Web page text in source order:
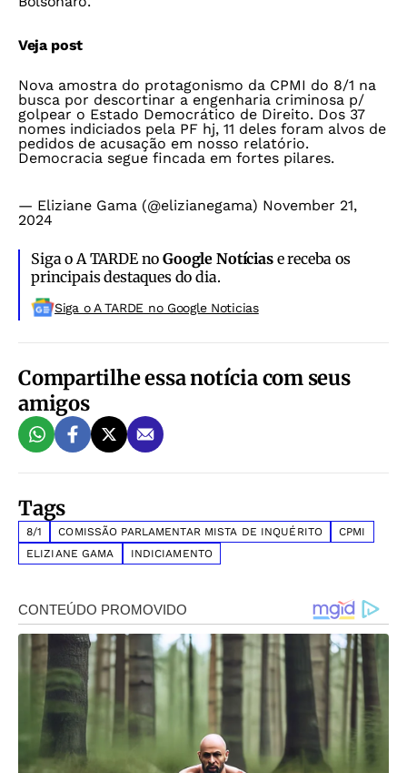
Veja post
Nova amostra do protagonismo da CPMI do 8/1 na
busca por descortinar a engenharia criminosa p/
golpear o Estado Democrático de Direito. Dos 37
nomes indiciados pela PF hj, 11 deles foram alvos de
pedidos de acusação em nosso relatório.
Democracia segue fincada em fortes pilares.
— Eliziane Gama (@elizianegama) November 21,
2024
Siga o A TARDE noGoogle Notíciase receba os
principais destaques do dia.
Siga o A TARDE no Google Noticias
Compartilhe essa notícia com seus
amigos
Tags
8/1 COMISSÃO PARLAMENTAR MISTA DE INQUÉRITO
CPMI
ELIZIANE GAMA
INDICIAMENTO